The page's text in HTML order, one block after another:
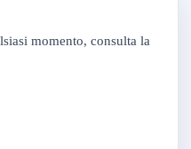
momento, consulta la